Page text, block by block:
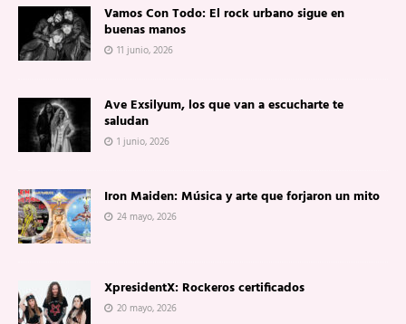
Vamos Con Todo: El rock urbano sigue en
buenas manos
11 junio, 2026
Ave Exsilyum, los que van a escucharte te
saludan
1 junio, 2026
Iron Maiden: Música y arte que forjaron un mito
24 mayo, 2026
XpresidentX: Rockeros certificados
20 mayo, 2026